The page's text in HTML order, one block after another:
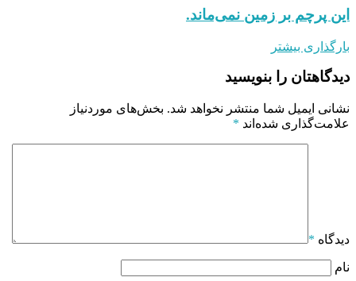
این پرچم بر زمین نمی‌ماند.
بارگذاری بیشتر
دیدگاهتان را بنویسید
نشانی ایمیل شما منتشر نخواهد شد. بخش‌های موردنیاز
علامت‌گذاری شده‌اند *
دیدگاه *
نام